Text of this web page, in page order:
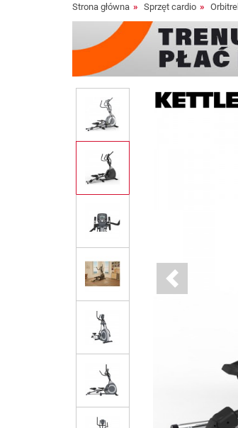
Strona główna Sprzęt cardio
Previous